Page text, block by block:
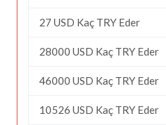
27 USD Kaç TRY Eder
28000 USD Kaç TRY Eder
46000 USD Kaç TRY Eder
10526 USD Kaç TRY Eder